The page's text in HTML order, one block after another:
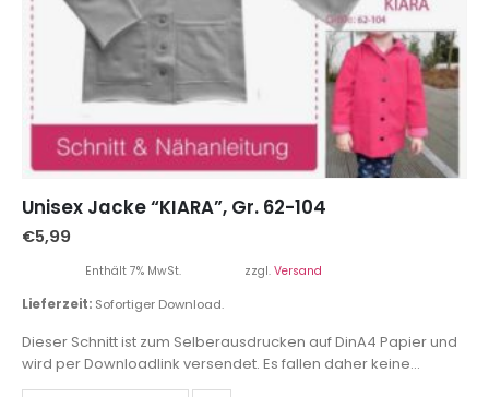
Unisex Jacke “KIARA”, Gr. 62-104
€5,99
Enthält 7% MwSt. zzgl. Versand
Lieferzeit: Sofortiger Download.
Dieser Schnitt ist zum Selberausdrucken auf DinA4 Papier und
wird per Downloadlink versendet. Es fallen daher keine
Versandkosten an.